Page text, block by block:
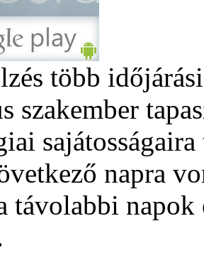
több
szakember
napra
távolabbi napok